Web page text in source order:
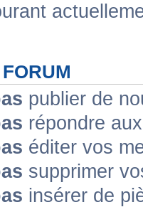
publier de
répondre
éditer vos
supprimer
insérer de